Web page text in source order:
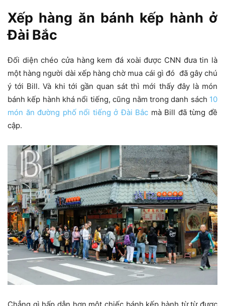
Xếp hàng ăn bánh kếp hành ở
Đài Bắc
Đối diện chéo cửa hàng kem đá xoài được CNN đưa tin là
một hàng người dài xếp hàng chờ mua cái gì đó đã gây chú
ý tới Bill. Và khi tới gần quan sát thì mới thấy đây là món
bánh kếp hành khá nổi tiếng, cũng nằm trong danh sách 10
món ăn đường phố nổi tiếng ở Đài Bắc mà Bill đã từng đề
cập.